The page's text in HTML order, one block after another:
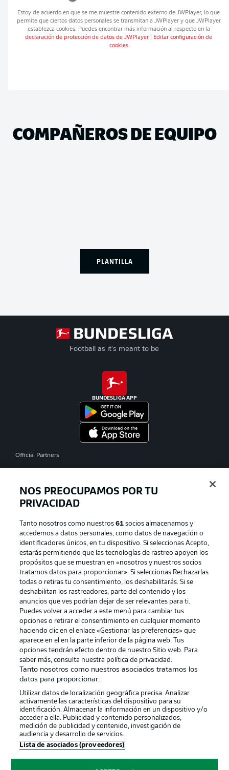
Estoy de acuerdo en que se me muestre contenido externo de JWPlayer, lo que
permite que ciertos datos personales se transmitan a JWPlayery que JWPlayer
establezca cookies. Puedes encontrar más información al respecto en la
declaración de protección de datos de JWPlayer
Editar configuración de
cookies
COMPAÑEROS DE EQUIPO
PLANTILLA
Football as it's meant to be
BUNDESLIGA APP
Official Partners
Publicidad Aviso legal
Gestionar las preferencias Declaracion de privacidad
Canales Trabajos
Jugadores Condiciones de uso
Sello Editorial Contacto
© 2026 Bundesliga-Gruppe GmbH
Elegir idioma
NOS PREOCUPAMOS POR TU
PRIVACIDAD
Tanto nosotros como nuestros61 socios almacenamos y
accedemos a datos personales, como datos de navegación o
identificadores únicos, en tu dispositivo. Si seleccionas Acepto,
estarás permitiendo que las tecnologías de rastreo apoyen los
propósitos que se muestran en «nosotros y nuestros socios
tratamos datos para proporcionar». Si seleccionas Rechazarlas
todas o retiras tu consentimiento, los deshabilitarás. Si se
deshabilitan los rastreadores, parte del contenido y los
anuncios que ves podrían dejar de ser relevantes para ti.
Puedes volver a acceder a este menú para cambiar tus
opciones o retirar el consentimiento en cualquier momento
haciendo clic en el enlace «Gestionar las preferencias» que
aparece en el en la parte inferior de la página web. Tus
opciones tendrán efecto dentro de nuestro Sitio web. Para
saber más, consulta nuestra política de privacidad.
Tanto nosotros como nuestros asociados tratamos los
datos para proporcionar:
Utilizar datos de localización geográfica precisa. Analizar
activamente las características del dispositivo para su
identificación. Almacenar la información en un dispositivo y/o
acceder a ella. Publicidad y contenido personalizados,
medición de publicidad y contenido, investigación de
audiencia y desarrollo de servicios.
Lista de asociados (proveedores)